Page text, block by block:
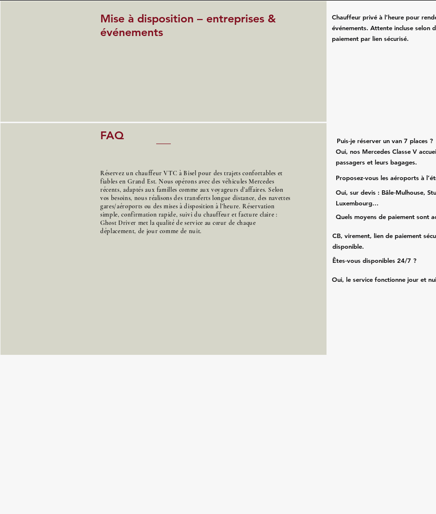
Mise à disposition – entreprises &
événements
Chauffeur privé à l’heure pour
événements. Attente incluse selon
paiement par lien sécurisé.
FAQ
Réservez un chauffeur VTC à Bisel pour des trajets confortables et
fiables en Grand Est. Nous opérons avec des véhicules Mercedes
récents, adaptés aux familles comme aux voyageurs d’affaires. Selon
vos besoins, nous réalisons des transferts longue distance, des navettes
gares/aéroports ou des mises à disposition à l’heure. Réservation
simple, confirmation rapide, suivi du chauffeur et facture claire :
Ghost Driver met la qualité de service au cœur de chaque
déplacement, de jour comme de nuit.
Puis‑je réserver un van 7 places ?
Oui, nos Mercedes Classe V
passagers et leurs bagages.
Proposez‑vous les aéroports à
Oui, sur devis : Bâle‑Mulhouse,
Luxembourg…
Quels moyens de paiement sont
CB, virement, lien de paiement
disponible.
Êtes‑vous disponibles 24/7 ?
Oui, le service fonctionne jour et